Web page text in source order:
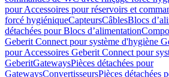
pour Accessoires pour réservoirs et
forcé hygiéniqueCapteursCâblesBlocs
détachées pour Blocs d’alimentation
Geberit Connect pour système d'hygiène
pour Accessoires Geberit Connect pour
GeberitGatewaysPièces détachées pour
GatewaysConvertisseursPièces détachées